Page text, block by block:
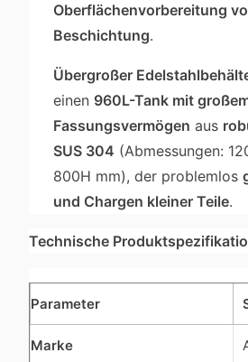
Oberflächenvorbereitung
Beschichtung.
Übergroßer
einen 960L-Tank mit
Fassungsvermögen aus
SUS 304 (Abmessungen:
800H mm), der problemlos
und Chargen kleiner Teile.
Technische
Parameter
Marke